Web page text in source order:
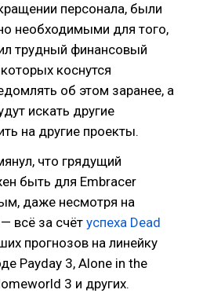
персонала, были
необходимыми для того,
трудный финансовый
коснутся
об этом заранее, а
искать другие
на другие проекты.
что грядущий
быть для Embracer
даже несмотря на
всё за счёт успеха Dead
прогнозов на линейку
Payday 3, Alone in the
3 и других.